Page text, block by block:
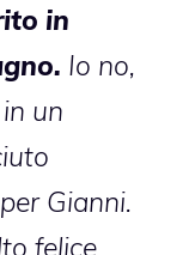
in
Io no,
un
Gianni.
felice